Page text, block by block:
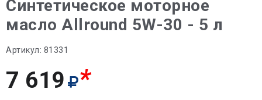
Синтетическое моторное
масло Allround 5W-30 - 5 л
Артикул: 81331
7 619 *